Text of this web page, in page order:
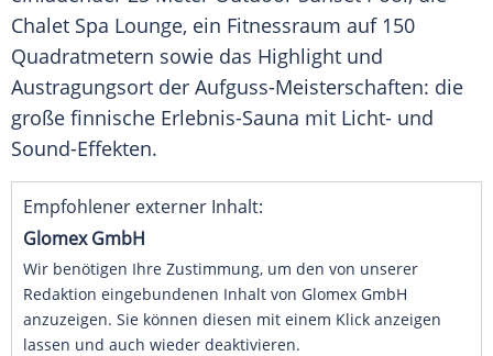
Chalet Spa Lounge, ein Fitnessraum auf 150
Quadratmetern sowie das Highlight und
Austragungsort der Aufguss-Meisterschaften: die
große finnische Erlebnis-Sauna mit Licht- und
Sound-Effekten.
Empfohlener externer Inhalt:
Glomex GmbH
Wir benötigen Ihre Zustimmung, um den von unserer
Redaktion eingebundenen Inhalt von Glomex GmbH
anzuzeigen. Sie können diesen mit einem Klick anzeigen
lassen und auch wieder deaktivieren.